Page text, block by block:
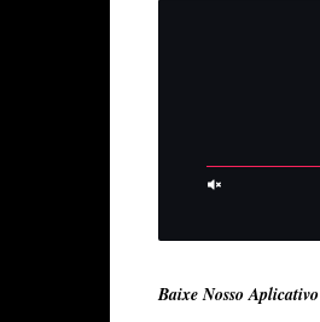
Baixe Nosso Aplicativo